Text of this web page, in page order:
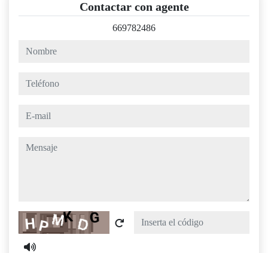
Contactar con agente
669782486
nombre
teléfono
e-mail
mensaje
Captcha